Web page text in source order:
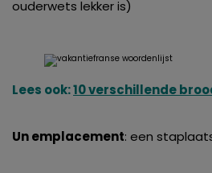
ouderwets lekker is)
Lees ook:10 verschillende
Un emplacement: een